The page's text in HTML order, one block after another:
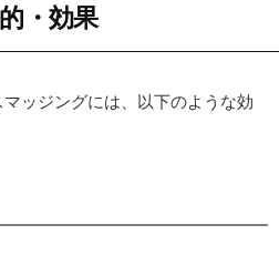
・効果
ッジングには、以下のような効